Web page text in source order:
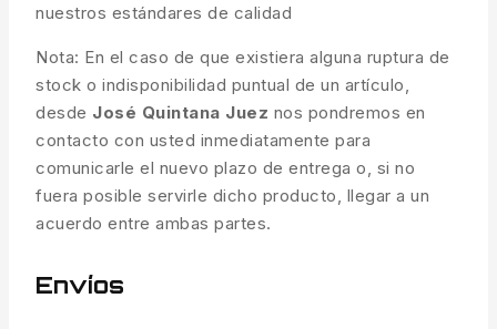
nuestros estándares de calidad
Nota: En el caso de que existiera alguna ruptura de
stock o indisponibilidad puntual de un artículo,
desde José Quintana Juez nos pondremos en
contacto con usted inmediatamente para
comunicarle el nuevo plazo de entrega o, si no
fuera posible servirle dicho producto, llegar a un
acuerdo entre ambas partes.
Envíos